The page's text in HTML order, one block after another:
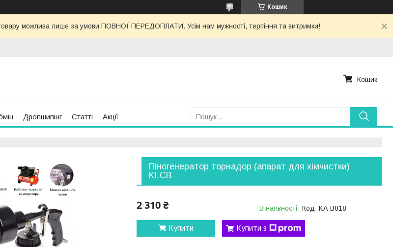
Кошик
можлива лише за умови ПОВНОЇ ПЕРЕДОПЛАТИ. Усім нам мужності, терпіння та витримки!
Кошик
Дропшипінг Статті Акції
Піногенератор торнадор (апарат для хімчистки)
KLCB
2 310 ₴ В наявності Код: KA-B018
Купити Купити з